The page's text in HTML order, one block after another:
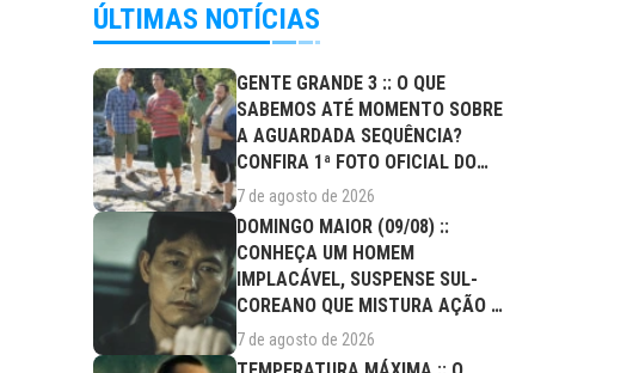
ÚLTIMAS NOTÍCIAS
GENTE GRANDE 3 :: O QUE
SABEMOS ATÉ MOMENTO SOBRE
A AGUARDADA SEQUÊNCIA?
CONFIRA 1ª FOTO OFICIAL DO
ELENCO!
7 de agosto de 2026
DOMINGO MAIOR (09/08) ::
CONHEÇA UM HOMEM
IMPLACÁVEL, SUSPENSE SUL-
COREANO QUE MISTURA AÇÃO E
DRAMA FAMILIAR
7 de agosto de 2026